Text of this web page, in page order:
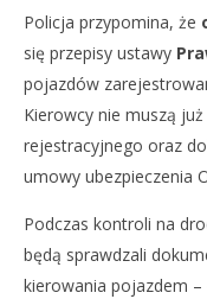
Policja informuje
5
października
2018
REDAKCJA
Policja przypomina, że
się przepisy ustawy
pojazdów
Kierowcy nie muszą
rejestracyjnego oraz
umowy ubezpieczenia
Podczas kontroli na
będą sprawdzali
kierowania pojazdem –